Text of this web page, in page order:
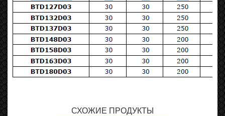
СХОЖИЕ ПРОДУКТЫ